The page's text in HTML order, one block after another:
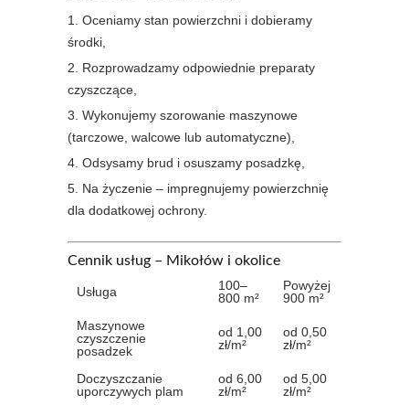
Oceniamy stan powierzchni i dobieramy
środki,
Rozprowadzamy odpowiednie preparaty
czyszczące,
Wykonujemy szorowanie maszynowe
(tarczowe, walcowe lub automatyczne),
Odsysamy brud i osuszamy posadzkę,
Na życzenie – impregnujemy powierzchnię
dla dodatkowej ochrony.
Cennik usług – Mikołów i okolice
Usługa
100–
800 m²
Powyżej
900 m²
Maszynowe
czyszczenie
posadzek
od 1,00
zł/m²
od 0,50
zł/m²
Doczyszczanie
uporczywych plam
od 6,00
zł/m²
od 5,00
zł/m²